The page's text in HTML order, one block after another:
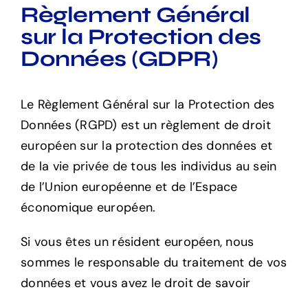
Règlement Général
sur la Protection des
Données (GDPR)
Le Règlement Général sur la Protection des
Données (RGPD) est un règlement de droit
européen sur la protection des données et
de la vie privée de tous les individus au sein
de l’Union européenne et de l’Espace
économique européen.
Si vous êtes un résident européen, nous
sommes le responsable du traitement de vos
données et vous avez le droit de savoir